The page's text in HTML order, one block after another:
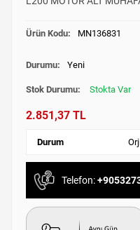
Ürün Kodu: MN136831
Durumu: Yeni
Stok Durumu: Stokta Var
2.851,37 TL
Durum
Telefon: